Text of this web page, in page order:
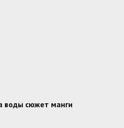
воды сюжет манги